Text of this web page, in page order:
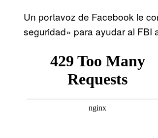
Un portavoz de Facebook le
seguridad» para ayudar al FBI